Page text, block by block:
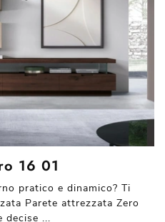
16 01
pratico e dinamico? Ti
Parete attrezzata Zero
decise ...